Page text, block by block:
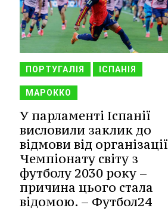
ПОРТУГАЛІЯ ІСПАНІЯ
МАРОККО
У парламенті Іспанії
висловили заклик до
відмови від організації
Чемпіонату світу з
футболу 2030 року –
причина цього стала
відомою. – Футбол24